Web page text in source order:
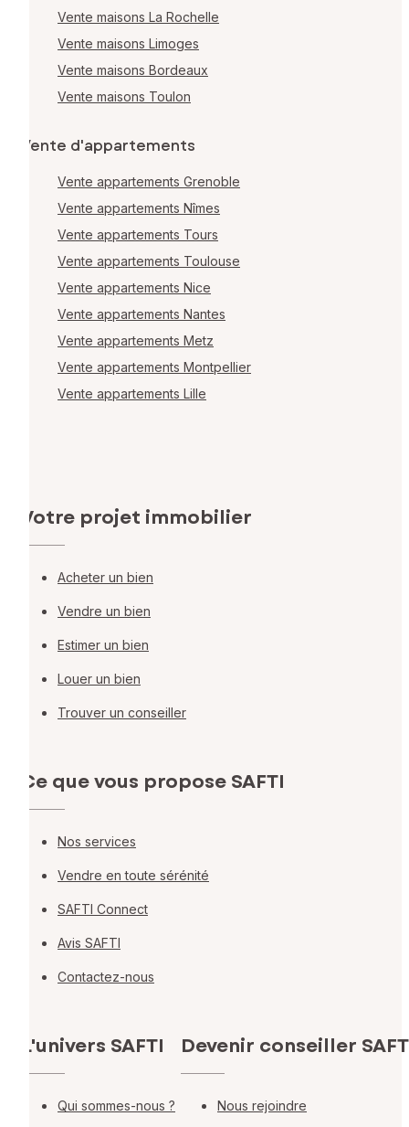
Vente maisons La Rochelle
Vente maisons Limoges
Vente maisons Bordeaux
Vente maisons Toulon
Vente d'appartements
Vente appartements Grenoble
Vente appartements Nîmes
Vente appartements Tours
Vente appartements Toulouse
Vente appartements Nice
Vente appartements Nantes
Vente appartements Metz
Vente appartements Montpellier
Vente appartements Lille
Votre projet immobilier
Acheter un bien
Vendre un bien
Estimer un bien
Louer un bien
Trouver un conseiller
Ce que vous propose SAFTI
Nos services
Vendre en toute sérénité
SAFTI Connect
Avis SAFTI
Contactez-nous
L'univers SAFTI
Qui sommes-nous ?
Devenir conseiller
Nous rejoindre